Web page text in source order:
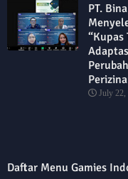
PT.
July 22,
Daftar Menu Gamies